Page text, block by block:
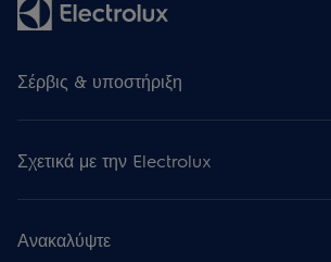
Σέρβις & υποστήριξη
Υποστήριξη
Επισκευή της Συσκευή σας
Εγγραφή προϊόντος
Εγγύηση
Σχετικά με την Electrolux
Newsroom
Περιβάλλον
Ανακαλύψτε